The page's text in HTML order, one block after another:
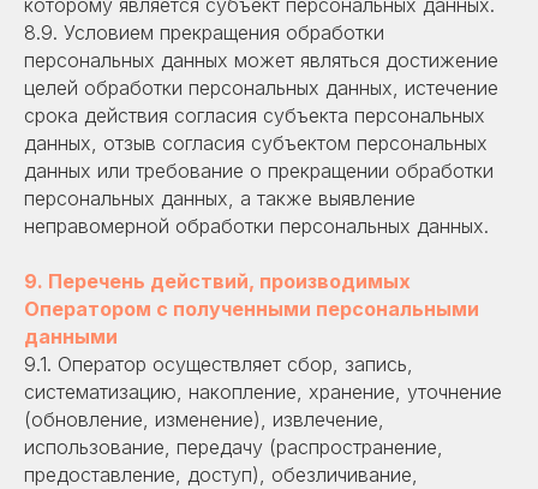
которому является субъект персональных данных.
8.9. Условием прекращения обработки
персональных данных может являться достижение
целей обработки персональных данных, истечение
срока действия согласия субъекта персональных
данных, отзыв согласия субъектом персональных
данных или требование о прекращении обработки
персональных данных, а также выявление
неправомерной обработки персональных данных.
9. Перечень действий, производимых
Оператором с полученными персональными
данными
9.1. Оператор осуществляет сбор, запись,
систематизацию, накопление, хранение, уточнение
(обновление, изменение), извлечение,
использование, передачу (распространение,
предоставление, доступ), обезличивание,